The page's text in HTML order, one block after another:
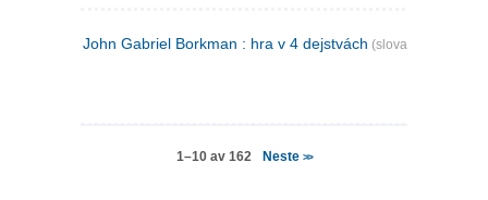
John Gabriel Borkman : hra v 4 dejstvách (slovakisk)
1–10 av 162 Neste >>